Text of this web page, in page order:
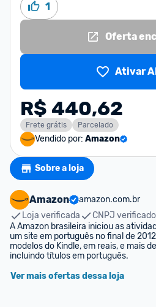
1
Oferta
Ativar
R$ 440,62
Frete grátis Parcelado
Vendido por: Amazon
Sobre a loja
Amazon
amazon.com.br
Loja verificada
CNPJ verificado
A Amazon brasileira iniciou as
um site em português no final de
modelos do Kindle, em reais, e mais
incluindo títulos em português.
Ver mais ofertas dessa loja